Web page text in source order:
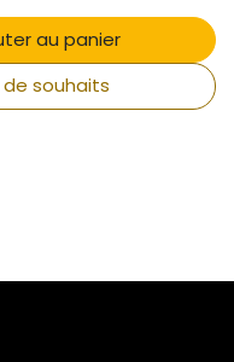
au panier
souhaits